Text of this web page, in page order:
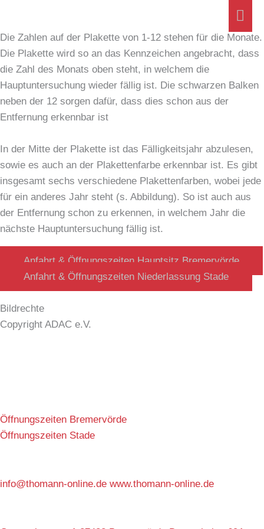
springen
Die Zahlen auf der Plakette von 1-12 stehen für die Monate.
Die Plakette wird so an das Kennzeichen angebracht, dass
die Zahl des Monats oben steht, in welchem die
Hauptuntersuchung wieder fällig ist. Die schwarzen Balken
neben der 12 sorgen dafür, dass dies schon aus der
Entfernung erkennbar ist
In der Mitte der Plakette ist das Fälligkeitsjahr abzulesen,
sowie es auch an der Plakettenfarbe erkennbar ist. Es gibt
insgesamt sechs verschiedene Plakettenfarben, wobei jede
für ein anderes Jahr steht (s. Abbildung). So ist auch aus
der Entfernung schon zu erkennen, in welchem Jahr die
nächste Hauptuntersuchung fällig ist.
Anfahrt & Öffnungszeiten Hauptsitz Bremervörde
Anfahrt & Öffnungszeiten Niederlassung Stade
Bildrechte
Copyright ADAC e.V.
Öffnungszeiten Bremervörde
Öffnungszeiten Stade
info@thomann-online.de www.thomann-online.de